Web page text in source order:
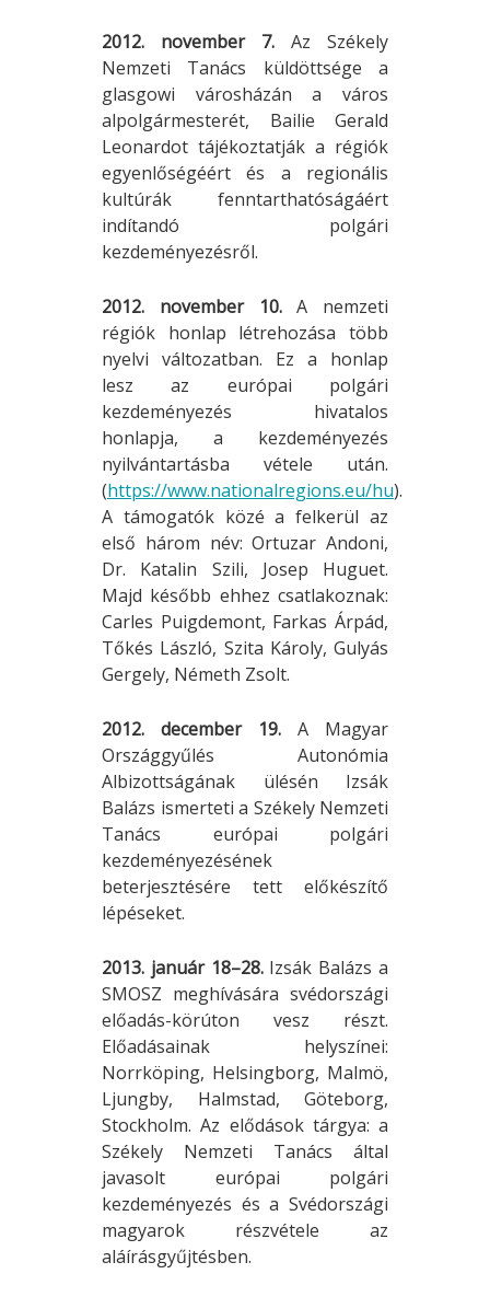
2012. november 7. Az Székely
Nemzeti Tanács küldöttsége a
glasgowi városházán a város
alpolgármesterét, Bailie Gerald
Leonardot tájékoztatják a régiók
egyenlőségéért és a regionális
kultúrák fenntarthatóságáért
indítandó polgári
kezdeményezésről.
2012. november 10.A nemzeti
régiók honlap létrehozása több
nyelvi változatban. Ez a honlap
lesz az európai polgári
kezdeményezés hivatalos
honlapja, a kezdeményezés
nyilvántartásba vétele után.
(https://www.nationalregions.eu/hu).
A támogatók közé a felkerül az
első három név: Ortuzar Andoni,
Dr. Katalin Szili, Josep Huguet.
Majd később ehhez csatlakoznak:
Carles Puigdemont, Farkas Árpád,
Tőkés László, Szita Károly, Gulyás
Gergely, Németh Zsolt.
2012. december 19. A Magyar
Országgyűlés Autonómia
Albizottságának ülésén Izsák
Balázs ismerteti a Székely Nemzeti
Tanács európai polgári
kezdeményezésének
beterjesztésére tett előkészítő
lépéseket.
2013. január 18–28.Izsák Balázs a
SMOSZ meghívására svédországi
előadás-körúton vesz részt.
Előadásainak helyszínei:
Norrköping, Helsingborg, Malmö,
Ljungby, Halmstad, Göteborg,
Stockholm. Az elődások tárgya: a
Székely Nemzeti Tanács által
javasolt európai polgári
kezdeményezés és a Svédországi
magyarok részvétele az
aláírásgyűjtésben.